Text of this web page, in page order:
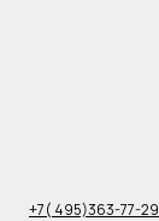
+7( 495)363-77-29